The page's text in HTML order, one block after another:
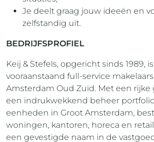
Je deelt graag jouw ideeën en
zelfstandig uit.
BEDRIJFSPROFIEL
Keij & Stefels, opgericht sinds 1989,
vooraanstaand full-service
Amsterdam Oud Zuid. Met een rijke
een indrukwekkend beheer
eenheden in Groot Amsterdam,
woningen, kantoren, horeca en
een gevestigde naam in de